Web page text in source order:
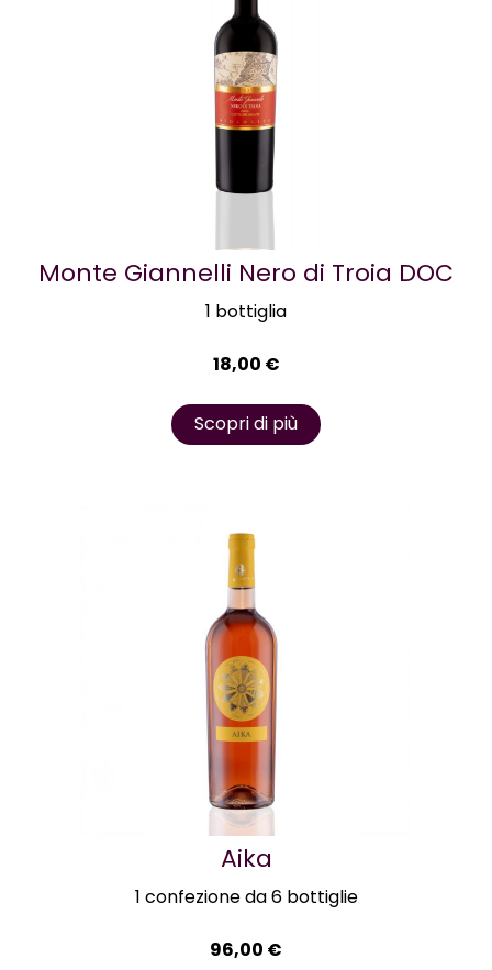
Monte Giannelli Nero di Troia DOC
1 bottiglia
18,00 €
Scopri di più
Aika
1 confezione da 6 bottiglie
96,00 €